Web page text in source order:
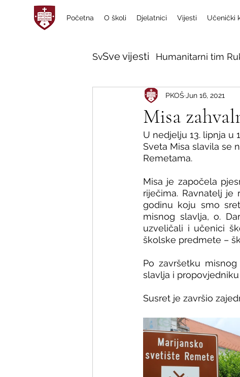
Početna O školi Djelatnici Vijesti Učenički
Sve vijesti Humanitarni tim
Misa
PKOŠ Jun 16, 2021
U nedjelju 13. lipnja u
Sveta Misa slavila se
Remetama.
Misa je započela
riječima. Ravnatelj
godinu koju smo
misnog slavlja, o.
uzveličali i učenici
školske predmete –
Po završetku
slavlja i
Susret je završio
Sve vijesti